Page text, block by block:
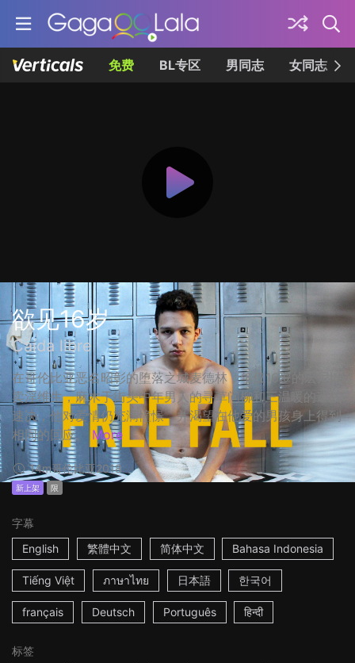
免费 BL专区 男同志 女同志
欲见16岁
Caída libre
在哥伦比亚恶名昭彰的堕落之城麦德林，年仅16岁的宏尼以
卖淫维生，麻木于街头中年男人的寻草问柳和三温暖的速战
速决，他对爱情仍充满憧憬，并渴望在他爱的男孩身上得到
相同的回应。
More
14m哥伦比亚2018
新上架 限
字幕
English
繁體中文 简体中文 Bahasa Indonesia
Tiếng Việt ภาษาไทย 日本語 한국어
français Deutsch Português हिन्दी
标签